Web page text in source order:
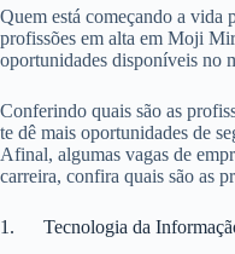
Quem está começando a vida
profissões em alta em Moji
oportunidades disponíveis no
Conferindo quais são as
te dê mais oportunidades de
Afinal, algumas vagas de
carreira, confira quais são as
1. Tecnologia da